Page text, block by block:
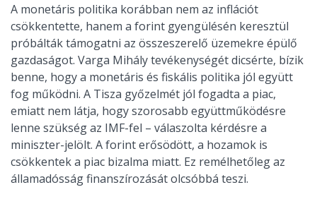
A monetáris politika korábban nem az inflációt
csökkentette, hanem a forint gyengülésén keresztül
próbálták támogatni az összeszerelő üzemekre épülő
gazdaságot. Varga Mihály tevékenységét dicsérte, bízik
benne, hogy a monetáris és fiskális politika jól együtt
fog működni. A Tisza győzelmét jól fogadta a piac,
emiatt nem látja, hogy szorosabb együttműködésre
lenne szükség az IMF-fel – válaszolta kérdésre a
miniszter-jelölt. A forint erősödött, a hozamok is
csökkentek a piac bizalma miatt. Ez remélhetőleg az
államadósság finanszírozását olcsóbbá teszi.